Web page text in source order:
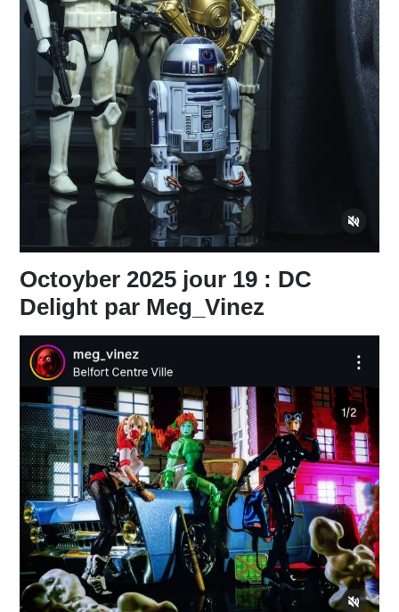
Octoyber 2025 jour 19 : DC
Delight par Meg_Vinez